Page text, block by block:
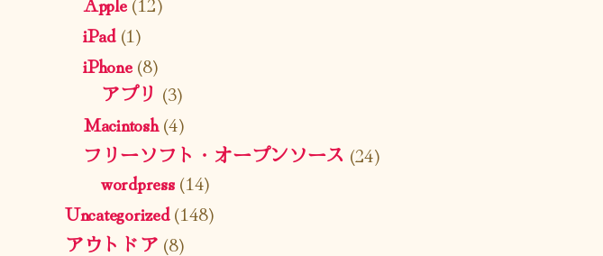
iPad(1)
iPhone(8)
アプリ (3)
Macintosh(4)
フリーソフト・オープンソース (24)
wordpress(14)
Uncategorized(148)
アウトドア (8)